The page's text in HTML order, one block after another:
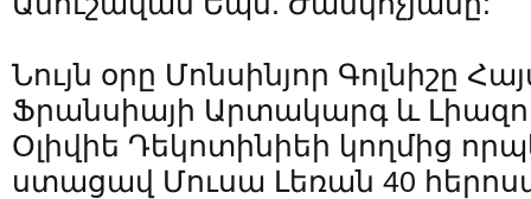
Նույն օրը Մոնսինյոր Գոլնիշը
Ֆրանսիայի Արտակարգ և
Օլիվիե Դեկոտինիեի կողմից
ստացավ Մուսա Լեռան 40